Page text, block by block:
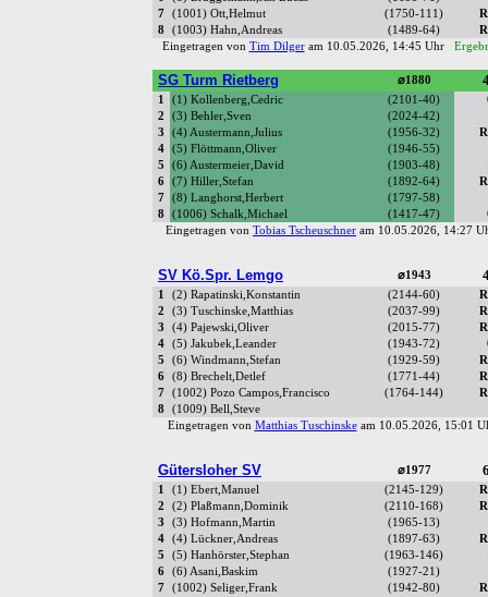
7
(1001) Ott,Helmut (1750-111)
8
(1003) Hahn,Andreas (1489-64)
Eingetragen von Tim Dilgeram 10.05.2026, 14:45 Uhr
SG Turm Rietberg ⌀1880
1 (1) Kollenberg,Cedric (2101-40)
2
(3) Behler,Sven (2024-42)
3
(4) Austermann,Julius (1956-32)
4
(5) Flöttmann,Oliver (1946-55)
5
(6) Austermeier,David (1903-48)
6
(7) Hiller,Stefan (1892-64)
7
(8) Langhorst,Herbert (1797-58)
8
(1006) Schalk,Michael (1417-47)
Eingetragen von Tobias Tscheuschner am 10.05.2026, 14:27
SV Kö.Spr. Lemgo ⌀1943
1 (2) Rapatinski,Konstantin (2144-60)
2
(3) Tuschinske,Matthias (2037-99)
3
(4) Pajewski,Oliver (2015-77)
4
(5) Jakubek,Leander (1943-72)
5
(6) Windmann,Stefan (1929-59)
6
(8) Brechelt,Detlef (1771-44)
7
(1002) Pozo Campos,Francisco (1764-144)
8
(1009) Bell,Steve
Eingetragen von Matthias Tuschinskeam 10.05.2026, 15:01
Gütersloher SV ⌀1977
1 (1) Ebert,Manuel (2145-129)
2
(2) Plaßmann,Dominik (2110-168)
3
(3) Hofmann,Martin (1965-13)
4
(4) Lückner,Andreas (1897-63)
5
(5) Hanhörster,Stephan (1963-146)
6
(6) Asani,Baskim (1927-21)
7
(1002) Seliger,Frank (1942-80)